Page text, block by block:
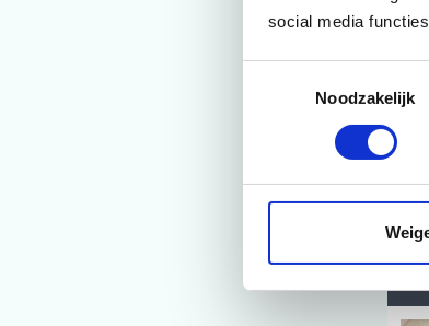
social media
Noodzakelijk